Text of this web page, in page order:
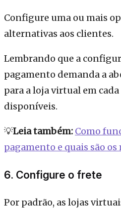
Configure uma ou mais
alternativas aos clientes.
Lembrando que a
pagamento demanda a
para a loja virtual em
disponíveis.
💡Leia também: Como
pagamento e quais são os
6. Configure o frete
Por padrão, as lojas